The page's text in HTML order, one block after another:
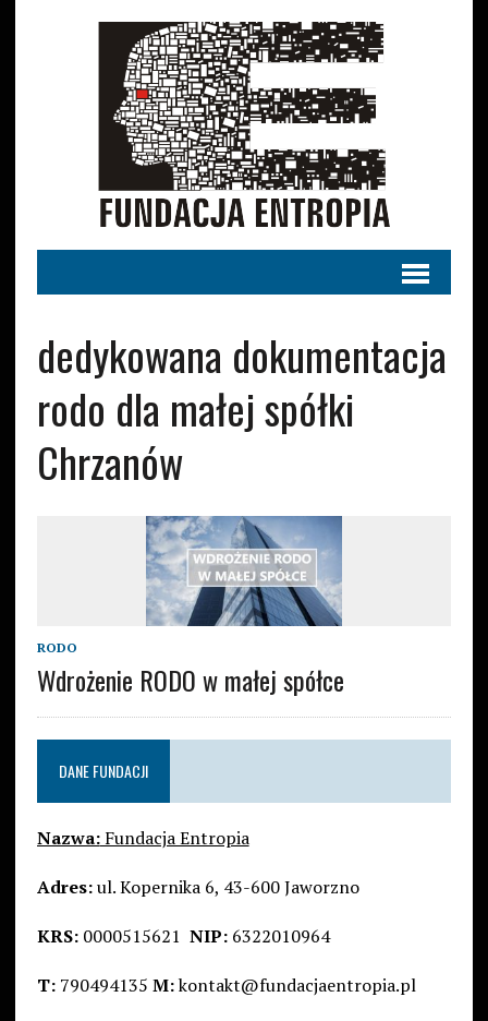
dedykowana dokumentacja
rodo dla małej spółki
Chrzanów
RODO
Wdrożenie RODO w małej spółce
DANE FUNDACJI
Nazwa:Fundacja Entropia
Adres:ul. Kopernika 6, 43-600 Jaworzno
KRS: 0000515621 NIP: 6322010964
T:790494135 M:kontakt@fundacjaentropia.pl